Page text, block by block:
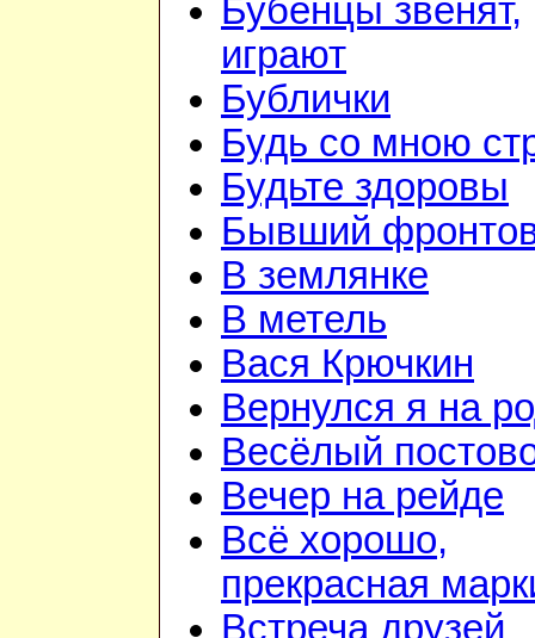
Бубенцы звенят,
играют
Бублички
Будь со мною
Будьте здоровы
Бывший
В землянке
В метель
Вася Крючкин
Вернулся я на
Весёлый
Вечер на рейде
Всё хорошо,
прекрасная
Встреча друзей